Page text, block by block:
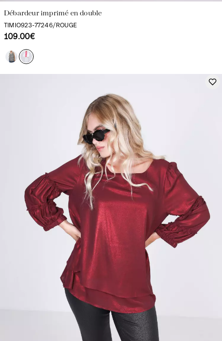
Débardeur imprimé en double
TIMIO923-77246/ROUGE
109.00€